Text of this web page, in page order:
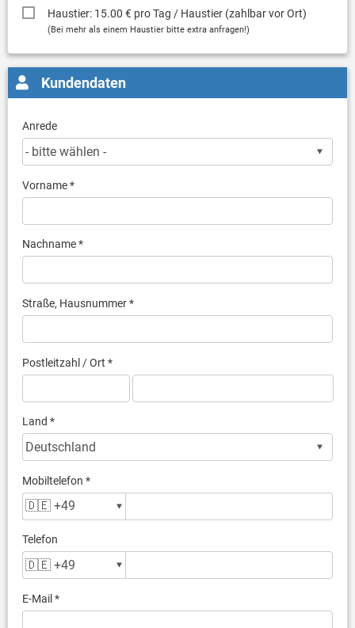
Haustier: 15.00 € pro Tag / Haustier (zahlbar vor Ort)
(Bei mehr als einem Haustier bitte extra anfragen!)
Kundendaten
Anrede
Vorname *
Nachname *
Straße, Hausnummer *
Postleitzahl / Ort *
Land *
Mobiltelefon *
Telefon
E-Mail *